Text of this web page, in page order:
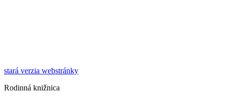
stará verzia webstránky
Rodinná knižnica